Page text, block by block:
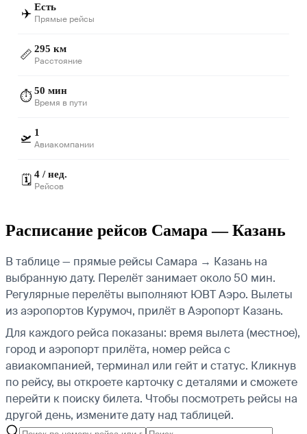
✈️ Есть
Прямые рейсы
📏 295 км
Расстояние
⏱️50 мин
Время в пути
🛫 1
Авиакомпании
🗓️ 4 / нед.
Рейсов
Расписание рейсов Самара — Казань
В таблице — прямые рейсы Самара → Казань на
выбранную дату. Перелёт занимает около 50 мин.
Регулярные перелёты выполняют ЮВТ Аэро. Вылеты
из аэропортов Курумоч, прилёт в Аэропорт Казань.
Для каждого рейса показаны: время вылета (местное),
город и аэропорт прилёта, номер рейса с
авиакомпанией, терминал или гейт и статус. Кликнув
по рейсу, вы откроете карточку с деталями и сможете
перейти к поиску билета. Чтобы посмотреть рейсы на
другой день, измените дату над таблицей.